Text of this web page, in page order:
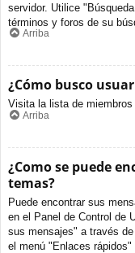
servidor. Utilice
términos y foros de su
Arriba
¿Cómo busco
Visita la lista de miembros
Arriba
¿Como se puede
temas?
Puede encontrar sus
en el Panel de Control de
sus mensajes" a través
el menú "Enlaces